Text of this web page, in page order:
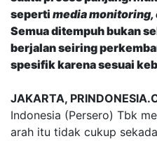
seperti media monitoring,
Semua ditempuh bukan
berjalan seiring
spesifik karena sesuai
JAKARTA,
Indonesia (Persero) Tbk
arah itu tidak cukup